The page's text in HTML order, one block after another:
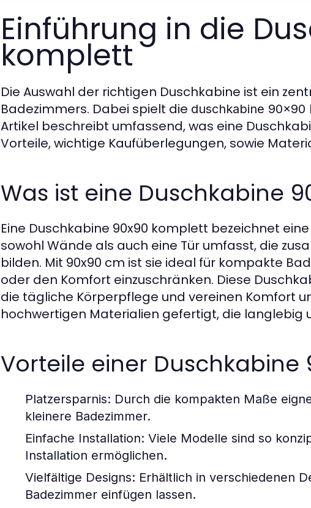
Einführung in die
komplett
Die Auswahl der richtigen Duschkabine ist ein
Badezimmers. Dabei spielt die duschkabine 90x90
Artikel beschreibt umfassend, was eine
Vorteile, wichtige Kaufüberlegungen, sowie
Was ist eine Duschkabine
Eine Duschkabine 90x90 komplett bezeichnet
sowohl Wände als auch eine Tür umfasst, die
bilden. Mit 90x90 cm ist sie ideal für kompakte
oder den Komfort einzuschränken. Diese
die tägliche Körperpflege und vereinen Komfort
hochwertigen Materialien gefertigt, die langlebig
Vorteile einer Duschkabine
Platzersparnis: Durch die kompakten Maße
kleinere Badezimmer.
Einfache Installation: Viele Modelle sind so
Installation ermöglichen.
Vielfältige Designs: Erhältlich in verschiedenen
Badezimmer einfügen lassen.